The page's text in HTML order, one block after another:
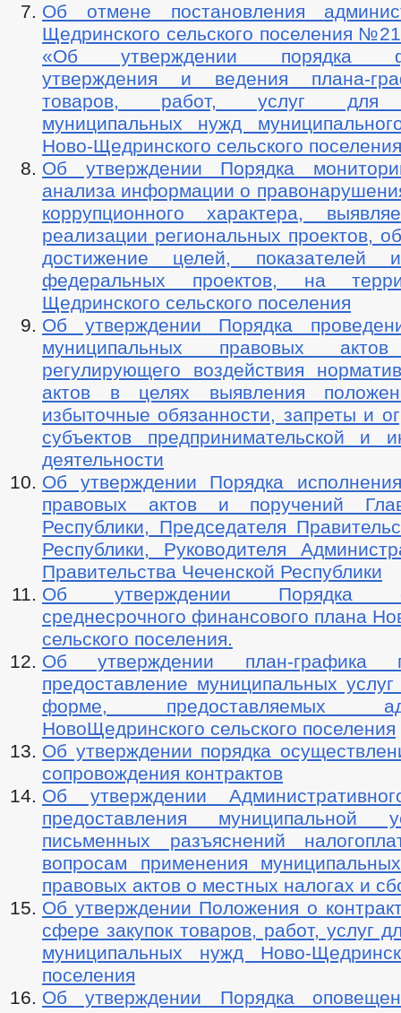
Об отмене постановления
Щедринского сельского поселения
«Об утверждении порядка
утверждения и ведения плана-
товаров, работ, услуг для
муниципальных нужд
Ново-Щедринского сельского
Об утверждении Порядка
анализа информации о
коррупционного характера,
реализации региональных проектов,
достижение целей, показателей и
федеральных проектов, на
Щедринского сельского поселения
Об утверждении Порядка
муниципальных правовых
регулирующего воздействия
актов в целях выявления
избыточные обязанности, запреты и
субъектов предпринимательской и
деятельности
Об утверждении Порядка
правовых актов и поручений
Республики, Председателя
Республики, Руководителя
Правительства Чеченской Республики
Об утверждении Порядка
среднесрочного финансового плана
сельского поселения.
Об утверждении план-графика
предоставление муниципальных
форме, предоставляемых
НовоЩедринского сельского поселения
Об утверждении порядка
сопровождения контрактов
Об утверждении
предоставления муниципальной
письменных разъяснений
вопросам применения
правовых актов о местных налогах и
Об утверждении Положения о
сфере закупок товаров, работ, услуг
муниципальных нужд Ново-
поселения
Об утверждении Порядка